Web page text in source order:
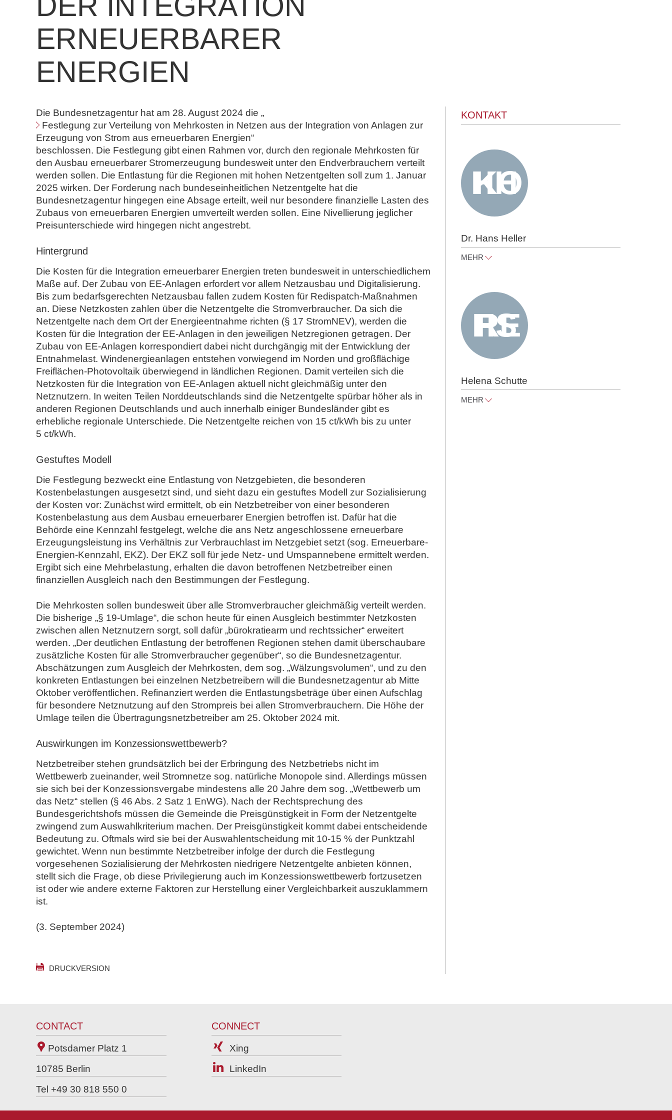
d
N
ERNEUERBARER
ENERGIEN
Die Bundesnetzagentur hat am 28. August 2024 die „
Festlegung zur Verteilung von Mehrkosten in Netzen aus der Integration von Anlagen zur
Erzeugung von Strom aus erneuerbaren Energien“
beschlossen. Die Festlegung gibt einen Rahmen vor, durch den regionale Mehrkosten für
den Ausbau erneuerbarer Stromerzeugung bundesweit unter den Endverbrauchern verteilt
werden sollen. Die Entlastung für die Regionen mit hohen Netzentgelten soll zum 1. Januar
2025 wirken. Der Forderung nach bundeseinheitlichen Netzentgelte hat die
Bundesnetzagentur hingegen eine Absage erteilt, weil nur besondere finanzielle Lasten des
Zubaus von erneuerbaren Energien umverteilt werden sollen. Eine Nivellierung jeglicher
Preisunterschiede wird hingegen nicht angestrebt.
Hintergrund
Die Kosten für die Integration erneuerbarer Energien treten bundesweit in unterschiedlichem
Maße auf. Der Zubau von EE-Anlagen erfordert vor allem Netzausbau und Digitalisierung.
Bis zum bedarfsgerechten Netzausbau fallen zudem Kosten für Redispatch-Maßnahmen
an. Diese Netzkosten zahlen über die Netzentgelte die Stromverbraucher. Da sich die
Netzentgelte nach dem Ort der Energieentnahme richten (§ 17 StromNEV), werden die
Kosten für die Integration der EE-Anlagen in den jeweiligen Netzregionen getragen. Der
Zubau von EE-Anlagen korrespondiert dabei nicht durchgängig mit der Entwicklung der
Entnahmelast. Windenergieanlagen entstehen vorwiegend im Norden und großflächige
Freiflächen-Photovoltaik überwiegend in ländlichen Regionen. Damit verteilen sich die
Netzkosten für die Integration von EE-Anlagen aktuell nicht gleichmäßig unter den
Netznutzern. In weiten Teilen Norddeutschlands sind die Netzentgelte spürbar höher als in
anderen Regionen Deutschlands und auch innerhalb einiger Bundesländer gibt es
erhebliche regionale Unterschiede. Die Netzentgelte reichen von 15 ct/kWh bis zu unter
5 ct/kWh.
Gestuftes Modell
Die Festlegung bezweckt eine Entlastung von Netzgebieten, die besonderen
Kostenbelastungen ausgesetzt sind, und sieht dazu ein gestuftes Modell zur Sozialisierung
der Kosten vor: Zunächst wird ermittelt, ob ein Netzbetreiber von einer besonderen
Kostenbelastung aus dem Ausbau erneuerbarer Energien betroffen ist. Dafür hat die
Behörde eine Kennzahl festgelegt, welche die ans Netz angeschlossene erneuerbare
Erzeugungsleistung ins Verhältnis zur Verbrauchlast im Netzgebiet setzt (sog. Erneuerbare-
Energien-Kennzahl, EKZ). Der EKZ soll für jede Netz- und Umspannebene ermittelt werden.
Ergibt sich eine Mehrbelastung, erhalten die davon betroffenen Netzbetreiber einen
finanziellen Ausgleich nach den Bestimmungen der Festlegung.
Die Mehrkosten sollen bundesweit über alle Stromverbraucher gleichmäßig verteilt werden.
Die bisherige „§ 19-Umlage“, die schon heute für einen Ausgleich bestimmter Netzkosten
zwischen allen Netznutzern sorgt, soll dafür „bürokratiearm und rechtssicher“ erweitert
werden. „Der deutlichen Entlastung der betroffenen Regionen stehen damit überschaubare
zusätzliche Kosten für alle Stromverbraucher gegenüber“, so die Bundesnetzagentur.
Abschätzungen zum Ausgleich der Mehrkosten, dem sog. „Wälzungsvolumen“, und zu den
konkreten Entlastungen bei einzelnen Netzbetreibern will die Bundesnetzagentur ab Mitte
Oktober veröffentlichen. Refinanziert werden die Entlastungsbeträge über einen Aufschlag
für besondere Netznutzung auf den Strompreis bei allen Stromverbrauchern. Die Höhe der
Umlage teilen die Übertragungsnetzbetreiber am 25. Oktober 2024 mit.
Auswirkungen im Konzessionswettbewerb?
Netzbetreiber stehen grundsätzlich bei der Erbringung des Netzbetriebs nicht im
Wettbewerb zueinander, weil Stromnetze sog. natürliche Monopole sind. Allerdings müssen
sie sich bei der Konzessionsvergabe mindestens alle 20 Jahre dem sog. „Wettbewerb um
das Netz“ stellen (§ 46 Abs. 2 Satz 1 EnWG). Nach der Rechtsprechung des
Bundesgerichtshofs müssen die Gemeinde die Preisgünstigkeit in Form der Netzentgelte
zwingend zum Auswahlkriterium machen. Der Preisgünstigkeit kommt dabei entscheidende
Bedeutung zu. Oftmals wird sie bei der Auswahlentscheidung mit 10-15 % der Punktzahl
gewichtet. Wenn nun bestimmte Netzbetreiber infolge der durch die Festlegung
vorgesehenen Sozialisierung der Mehrkosten niedrigere Netzentgelte anbieten können,
stellt sich die Frage, ob diese Privilegierung auch im Konzessionswettbewerb fortzusetzen
ist oder wie andere externe Faktoren zur Herstellung einer Vergleichbarkeit auszuklammern
ist.
(3. September 2024)
DRUCKVERSION
KONTAKT
Dr. Hans Heller
MEHR
Tel +49 30 818 550 350
Helena Schutte
MEHR
CONTACT
Potsdamer Platz 1
10785 Berlin
Tel +49 30 818 550 0
CONNECT
Xing
LinkedIn